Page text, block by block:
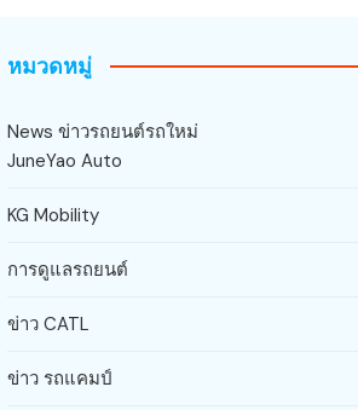
หมวดหมู่
News ข่าวรถยนต์รถใหม่
JuneYao Auto
KG Mobility
การดูแลรถยนต์
ข่าว CATL
ข่าว รถแคมป์